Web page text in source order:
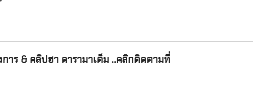
าร & คลิปฮา ดารามาเต็ม ...คลิกติดตามที่